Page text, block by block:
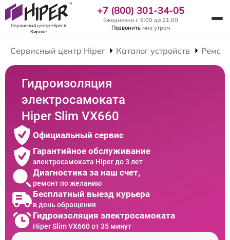
Сервисный центр Hiperв
Кирове
+7 (800) 301-34-05
Ежедневно с 9:00 до 21:00
Позвонить мне утром
Сервисный центр Hiper Каталог устройств
Гидроизоляция
электросамоката
Hiper Slim VX660
Официальный сервис
Гарантийное обслуживание
электросамоката Hiper до 3 лет
Диагностика за наш счет,
ремонт по желанию
Бесплатный выезд курьера
в день обращения
Гидроизоляция электросамоката
Hiper Slim VX660 от 35 минут